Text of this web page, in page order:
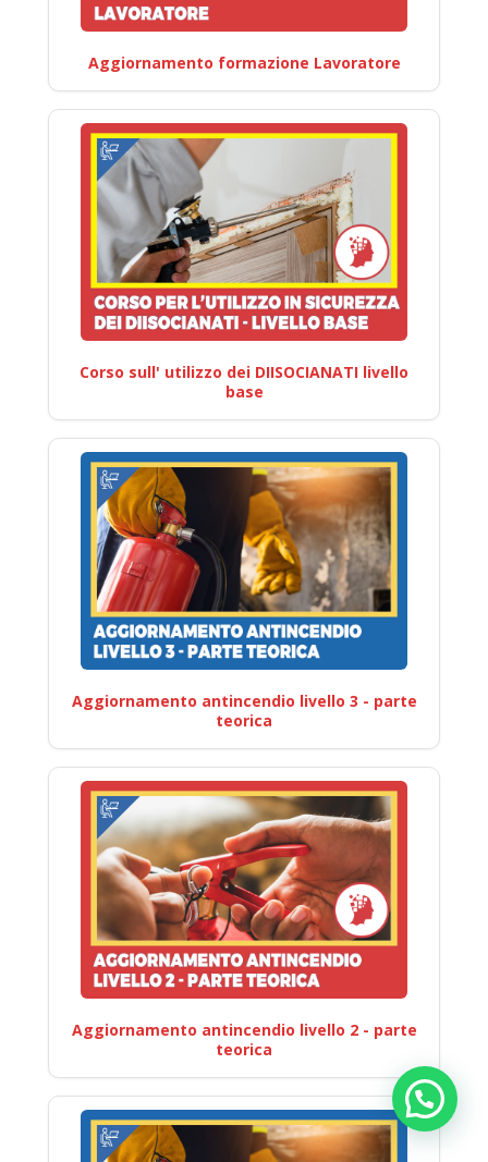
Aggiornamento formazione Lavoratore
Corso sull' utilizzo dei DIISOCIANATI livello
base
Aggiornamento antincendio livello 3 - parte
teorica
Aggiornamento antincendio livello 2 - parte
teorica